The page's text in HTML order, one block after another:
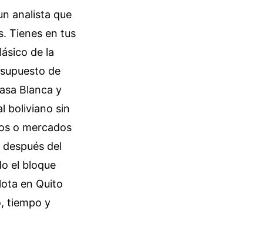
analista que
Tienes en tus
de la
de
Blanca y
boliviano sin
o mercados
del
el bloque
en Quito
tiempo y